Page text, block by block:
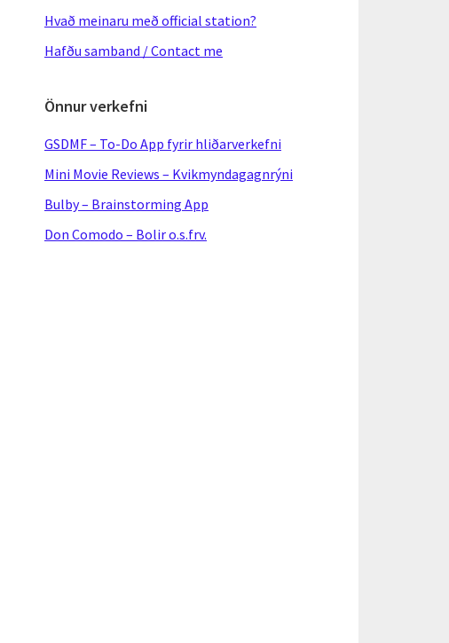
Hvað meinaru með official station?
Hafðu samband / Contact me
Önnur verkefni
GSDMF – To-Do App fyrir hliðarverkefni
Mini Movie Reviews – Kvikmyndagagnrýni
Bulby – Brainstorming App
Don Comodo – Bolir o.s.frv.